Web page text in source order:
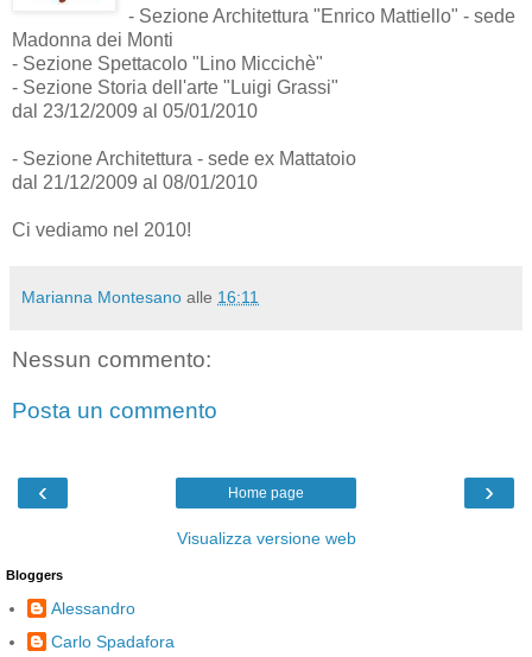
- Sezione Architettura "Enrico Mattiello" - sede
Madonna dei Monti
- Sezione Spettacolo "Lino Miccichè"
- Sezione Storia dell'arte "Luigi Grassi"
dal 23/12/2009 al 05/01/2010
- Sezione Architettura - sede ex Mattatoio
dal 21/12/2009 al 08/01/2010
Ci vediamo nel 2010!
Marianna Montesano alle 16:11
Nessun commento:
Posta un commento
‹ ›
Home page
Visualizza versione web
Bloggers
Alessandro
Carlo Spadafora